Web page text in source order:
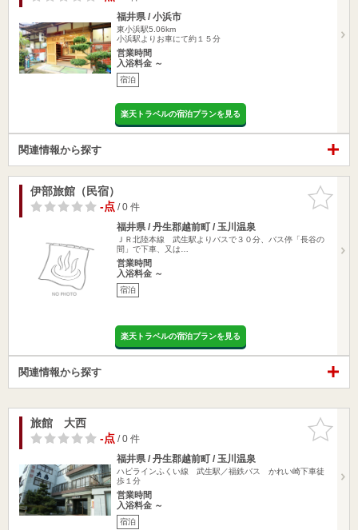
福井県 / 小浜市
東小浜駅5.06km
小浜駅よりお車にて約１５分
営業時間
入浴料金 ～
宿泊
楽天トラベルの宿泊プランを見る
関連情報から探す
お気に入
りに追加
伊部旅館（民宿）
-点/ 0 件
福井県 / 丹生郡越前町 / 玉川温泉
ＪＲ北陸本線 武生駅よりバスで３０分、バス停「長谷の
間」で下車、又は…
営業時間
入浴料金 ～
宿泊
楽天トラベルの宿泊プランを見る
関連情報から探す
お気に入
りに追加
旅館 大西
-点/ 0 件
福井県 / 丹生郡越前町 / 玉川温泉
ハピラインふくい線 武生駅／福鉄バス かれい崎下車徒
歩１分
営業時間
入浴料金 ～
宿泊